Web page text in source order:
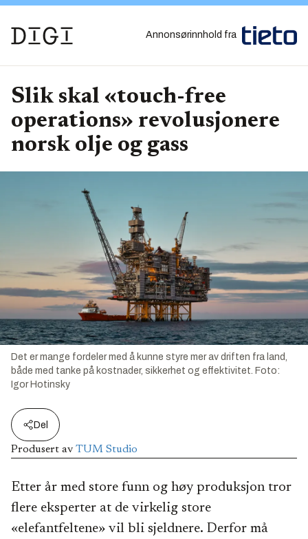
Annonsørinnhold fra
Slik skal «touch-free
operations» revolusjonere
norsk olje og gass
Det er mange fordeler med å kunne styre mer av driften fra land,
både med tanke på kostnader, sikkerhet og effektivitet. Foto:
Igor Hotinsky
Del
Produsert av TUM Studio
Etter år med store funn og høy produksjon tror
flere eksperter at de virkelig store
«elefantfeltene» vil bli sjeldnere. Derfor må